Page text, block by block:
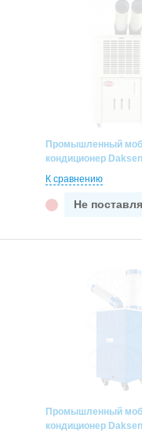
Промышленный
кондиционер
К сравнению
Не
Промышленный
кондиционер